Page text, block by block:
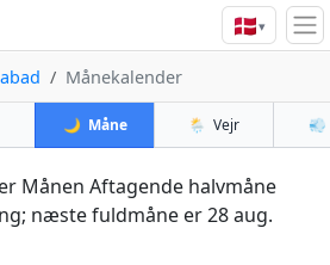
🇩🇰▾
Månekalender
🌙 Måne 🌦️ Vejr 💨
Månen Aftagende halvmåne
næste fuldmåne er 28 aug.